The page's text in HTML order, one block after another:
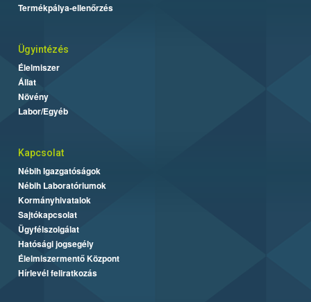
Termékpálya-ellenőrzés
Ügyintézés
Élelmiszer
Állat
Növény
Labor/Egyéb
Kapcsolat
Nébih Igazgatóságok
Nébih Laboratóriumok
Kormányhivatalok
Sajtókapcsolat
Ügyfélszolgálat
Hatósági jogsegély
Élelmiszermentő Központ
Hírlevél feliratkozás